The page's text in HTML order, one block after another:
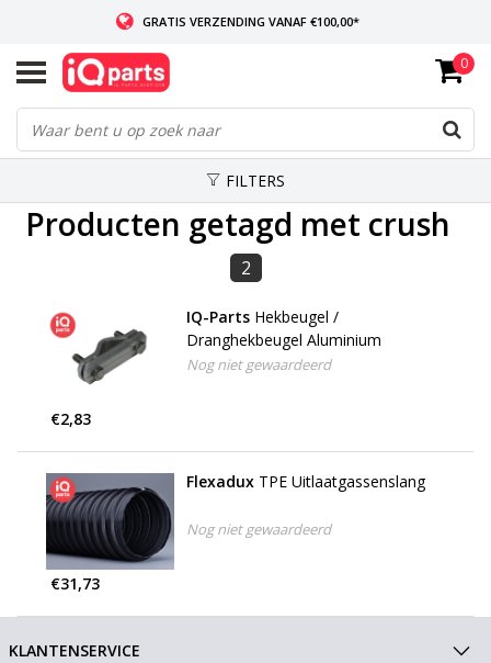
GRATIS VERZENDING VANAF €100,00*
INDIEN VOORRADIG: VOOR 14:00 BESTELD, ZELFDE DAG VERZONDEN
WERELDWIJDE LEVERING
0
FILTERS
Producten getagd met crush
2
IQ-Parts Hekbeugel /
Dranghekbeugel Aluminium
Nog niet gewaardeerd
€2,83
Flexadux TPE Uitlaatgassenslang
Nog niet gewaardeerd
€31,73
KLANTENSERVICE